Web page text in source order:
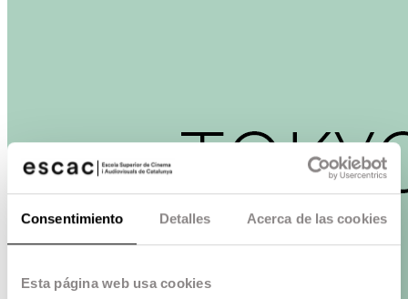
Consentimiento Detalles Acerca de las cookies
Esta página web usa cookies